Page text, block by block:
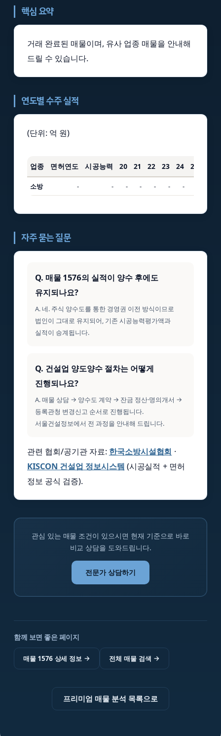
핵심 요약
거래 완료된 매물이며, 유사 업종 매물을 안내해
드릴 수 있습니다.
연도별 수주 실적
(단위: 억 원)
업종 면허연도 시공능력 20 21 22 23 24 25
소방 - - - - - - -
자주 묻는 질문
Q. 매물 1576의 실적이 양수 후에도
유지되나요?
A. 네. 주식 양수도를 통한 경영권 이전 방식이므로
법인이 그대로 유지되어, 기존 시공능력평가액과
실적이 승계됩니다.
Q. 건설업 양도양수 절차는 어떻게
진행되나요?
A. 매물 상담 → 양수도 계약 → 잔금 정산·명의개서 →
등록관청 변경신고 순서로 진행됩니다.
서울건설정보에서 전 과정을 안내해 드립니다.
관련 협회/공기관 자료: 한국소방시설협회 ·
KISCON 건설업 정보시스템 (시공실적 + 면허
정보 공식 검증).
관심 있는 매물 조건이 있으시면 현재 기준으로 바로
비교 상담을 도와드립니다.
전문가 상담하기
함께 보면 좋은 페이지
매물 1576 상세 정보 → 전체 매물 검색 →
프리미엄 매물 분석 목록으로